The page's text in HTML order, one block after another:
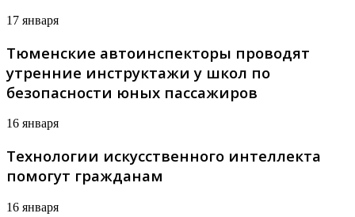
17 января
Тюменские автоинспекторы проводят
утренние инструктажи у школ по
безопасности юных пассажиров
16 января
Технологии искусственного интеллекта
помогут гражданам
16 января